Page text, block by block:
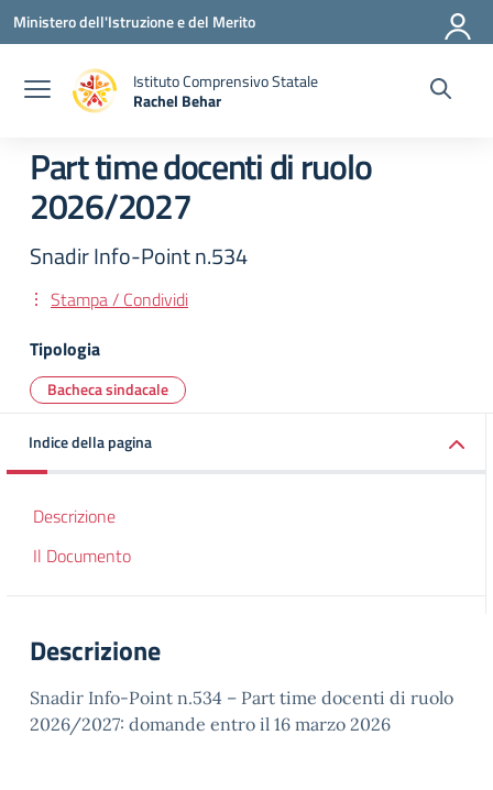
Vai ai contenuti
Vai al menu di navigazione
Vai al footer
Ministero dell'Istruzione e del Merito
Istituto Comprensivo Statale
Rachel Behar
Part time docenti di ruolo
2026/2027
Snadir Info-Point n.534
Stampa / Condividi
Tipologia
Bacheca sindacale
Indice della pagina
Descrizione
Il Documento
Descrizione
Snadir Info-Point n.534 – Part time docenti di ruolo
2026/2027: domande entro il 16 marzo 2026